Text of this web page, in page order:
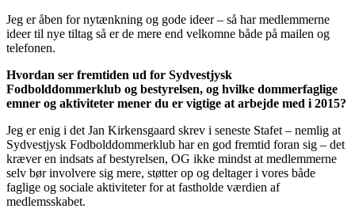
Jeg er åben for nytænkning og gode ideer – så har medlemmerne
ideer til nye tiltag så er de mere end velkomne både på mailen og
telefonen.
Hvordan ser fremtiden ud for Sydvestjysk
Fodbolddommerklub og bestyrelsen, og hvilke dommerfaglige
emner og aktiviteter mener du er vigtige at arbejde med i 2015?
Jeg er enig i det Jan Kirkensgaard skrev i seneste Stafet – nemlig at
Sydvestjysk Fodbolddommerklub har en god fremtid foran sig – det
kræver en indsats af bestyrelsen, OG ikke mindst at medlemmerne
selv bør involvere sig mere, støtter op og deltager i vores både
faglige og sociale aktiviteter for at fastholde værdien af
medlemsskabet.